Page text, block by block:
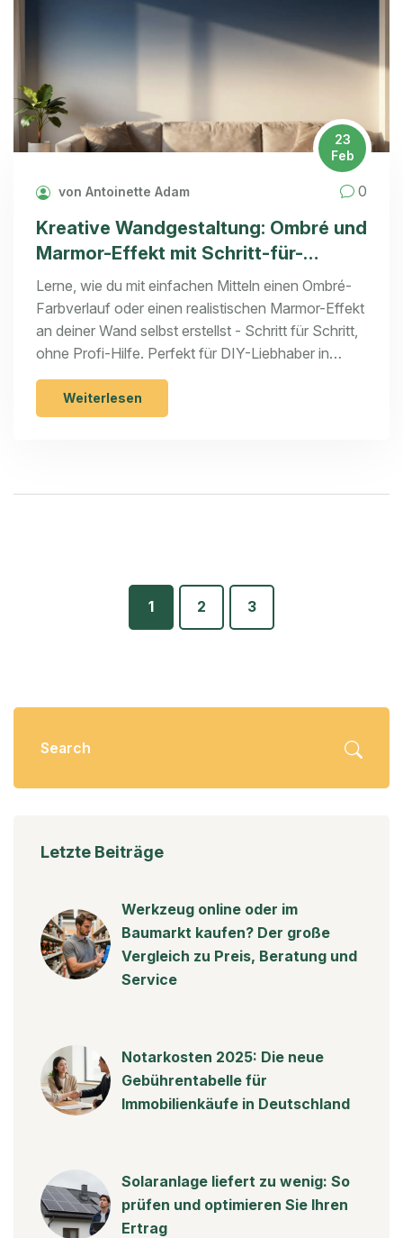
23
Feb
von Antoinette Adam 0
Kreative Wandgestaltung: Ombré und
Marmor-Effekt mit Schritt-für-
Schritt-Anleitung
Lerne, wie du mit einfachen Mitteln einen Ombré-
Farbverlauf oder einen realistischen Marmor-Effekt
an deiner Wand selbst erstellst - Schritt für Schritt,
ohne Profi-Hilfe. Perfekt für DIY-Liebhaber in
Innsbruck und darüber hinaus.
Weiterlesen
1 2 3
Letzte Beiträge
Werkzeug online oder im
Baumarkt kaufen? Der große
Vergleich zu Preis, Beratung und
Service
Notarkosten 2025: Die neue
Gebührentabelle für
Immobilienkäufe in Deutschland
Solaranlage liefert zu wenig: So
prüfen und optimieren Sie Ihren
Ertrag